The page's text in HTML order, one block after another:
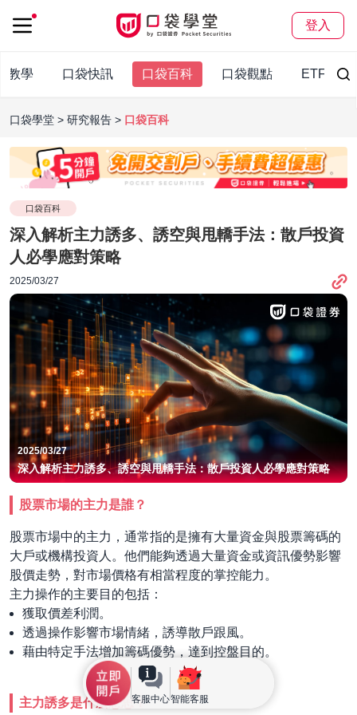
登入
客服中心智能客服
教學 口袋快訊 口袋百科 口袋觀點 ETF
口袋學堂 研究報告 口袋百科
口袋百科
深入解析主力誘多、誘空與甩轎手法：散戶投資
人必學應對策略
2025/03/27
2025/03/27
深入解析主力誘多、誘空與甩轎手法：散戶投資人必學應對策略
股票市場的主力是誰？
股票市場中的主力，通常指的是擁有大量資金與股票籌碼的
大戶或機構投資人。他們能夠透過大量資金或資訊優勢影響
股價走勢，對市場價格有相當程度的掌控能力。
主力操作的主要目的包括：
獲取價差利潤。
透過操作影響市場情緒，誘導散戶跟風。
藉由特定手法增加籌碼優勢，達到控盤目的。
主力誘多是什麼意思？